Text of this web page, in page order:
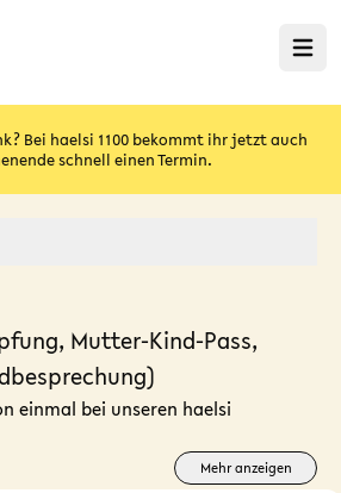
Menü
Bei haelsi 1100 bekommt ihr jetzt auch
schnell einen Termin.
Mutter-Kind-Pass,
einmal bei unseren haelsi
Mehr anzeigen